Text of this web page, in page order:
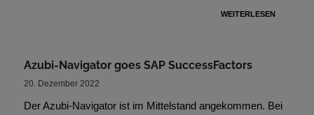
WEITERLESEN
Azubi-Navigator goes SAP SuccessFactors
20. Dezember 2022
Der Azubi-Navigator ist im Mittelstand angekommen. Bei